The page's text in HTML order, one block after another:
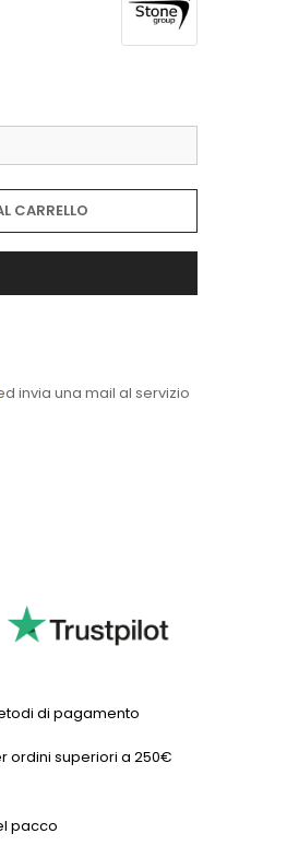
CARRELLO
invia una mail al servizio
di pagamento
ordini superiori a 250€
pacco